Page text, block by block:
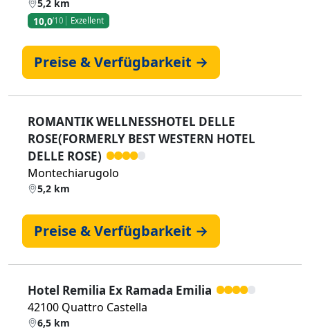
5,2 km
10,0/10 Exzellent
Preise & Verfügbarkeit →
ROMANTIK WELLNESSHOTEL DELLE
ROSE(FORMERLY BEST WESTERN HOTEL
DELLE ROSE)
Montechiarugolo
5,2 km
Preise & Verfügbarkeit →
Hotel Remilia Ex Ramada Emilia
42100 Quattro Castella
6,5 km